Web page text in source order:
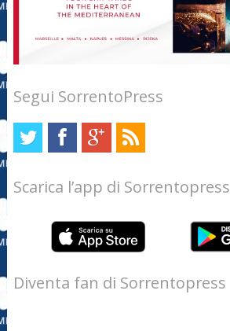
Segui SorrentoPress
Scarica l’app di Sorrentopress
Diventa fan di Sorrentopress